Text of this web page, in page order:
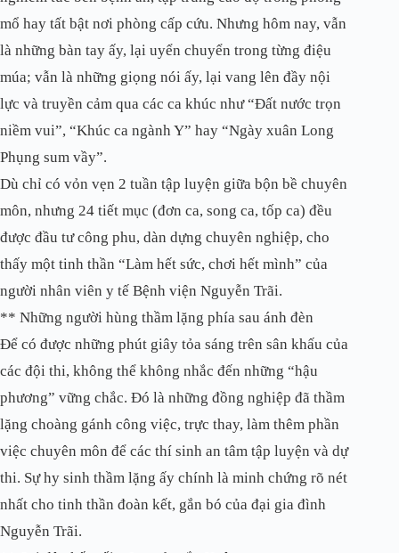
mổ hay tất bật nơi phòng cấp cứu. Nhưng hôm nay, vẫn
là những bàn tay ấy, lại uyển chuyển trong từng điệu
múa; vẫn là những giọng nói ấy, lại vang lên đầy nội
lực và truyền cảm qua các ca khúc như “Đất nước trọn
niềm vui”, “Khúc ca ngành Y” hay “Ngày xuân Long
Phụng sum vầy”.
Dù chỉ có vỏn vẹn 2 tuần tập luyện giữa bộn bề chuyên
môn, nhưng 24 tiết mục (đơn ca, song ca, tốp ca) đều
được đầu tư công phu, dàn dựng chuyên nghiệp, cho
thấy một tinh thần “Làm hết sức, chơi hết mình” của
người nhân viên y tế Bệnh viện Nguyễn Trãi.
** Những người hùng thầm lặng phía sau ánh đèn
Để có được những phút giây tỏa sáng trên sân khấu của
các đội thi, không thể không nhắc đến những “hậu
phương” vững chắc. Đó là những đồng nghiệp đã thầm
lặng choàng gánh công việc, trực thay, làm thêm phần
việc chuyên môn để các thí sinh an tâm tập luyện và dự
thi. Sự hy sinh thầm lặng ấy chính là minh chứng rõ nét
nhất cho tinh thần đoàn kết, gắn bó của đại gia đình
Nguyễn Trãi.